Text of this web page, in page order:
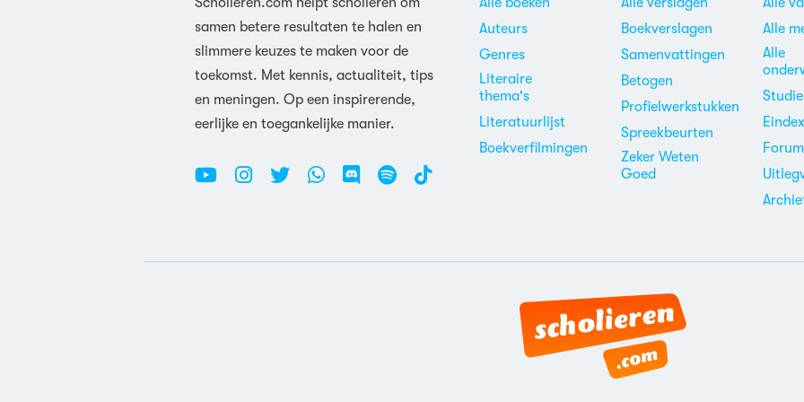
samen betere resultaten te halen en
slimmere keuzes te maken voor de
toekomst. Met kennis, actualiteit, tips
en meningen. Op een inspirerende,
eerlijke en toegankelijke manier.
Auteurs
Genres
Literaire
thema's
Literatuurlijst
Boekverfilmingen
Boekverslagen
Samenvattingen
Betogen
Profielwerkstukken
Spreekbeurten
Zeker Weten
Goed
Alle
Alle
Forum